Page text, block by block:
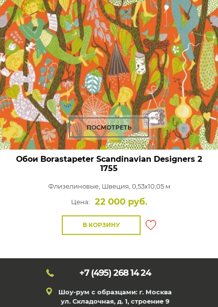
ПОСМОТРЕТЬ
Обои Borastapeter Scandinavian Designers 2
1755
Флизелиновые, Швеция, 0,53x10,05 м
Цена:
22 000 руб.
В КОРЗИНУ
+7 (495) 268 14 24
Шоу-рум с образцами: г. Москва
ул. Складочная, д. 1, строение 9